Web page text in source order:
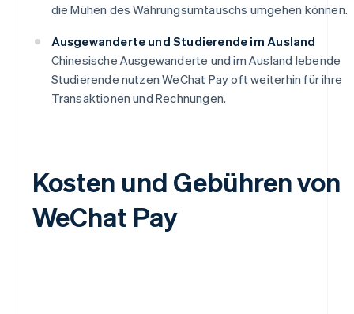
die Mühen des Währungsumtauschs umgehen können.
Ausgewanderte und Studierende im Ausland
Chinesische Ausgewanderte und im Ausland lebende
Studierende nutzen WeChat Pay oft weiterhin für ihre
Transaktionen und Rechnungen.
Kosten und Gebühren von
WeChat Pay